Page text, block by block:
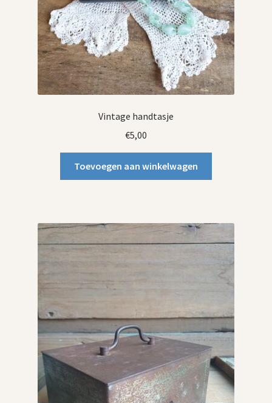
Vintage handtasje
€5,00
Toevoegen aan winkelwagen